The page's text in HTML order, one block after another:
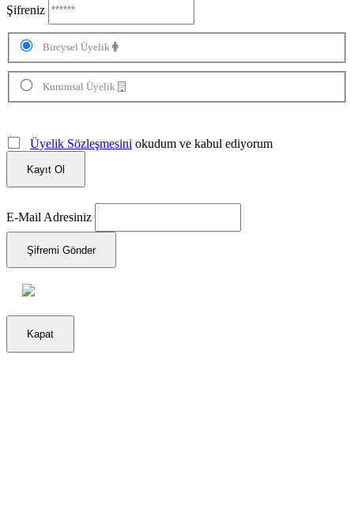
Şifreniz
Bireysel Üyelik
Kurumsal Üyelik
Üyelik Sözleşmesini okudum ve kabul ediyorum
Kayıt Ol
E-Mail Adresiniz
Şifremi Gönder
Kapat